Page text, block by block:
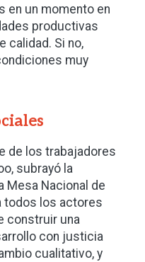
en un momento en
productivas
calidad. Si no,
muy
de los trabajadores
subrayó la
Mesa Nacional de
todos los actores
construir una
con justicia
cualitativo, y